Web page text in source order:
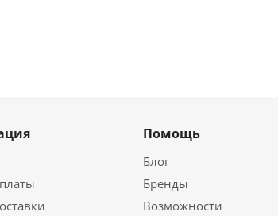
Помощь
Блог
Бренды
Возможности